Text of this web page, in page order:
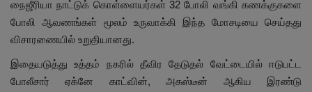
நைஜீரியா நாட்டுக் கொள்ளையர்கள் 32 போலி வங்கி கணக்குகளை
போலி ஆவணங்கள் மூலம் உருவாக்கி இந்த மோசடியை செய்தது
விசாரணையில் உறுதியானது.
இதையடுத்து உத்தம் நகரில் தீவிர தேடுதல் வேட்டையில் ஈடுபட்ட
போலீசார் ஏக்னே காட்வின், அகஸ்டீன் ஆகிய இரண்டு